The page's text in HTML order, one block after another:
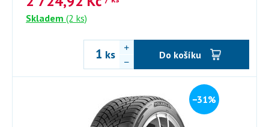
Skladem (2 ks)
ks Do košíku
−31%